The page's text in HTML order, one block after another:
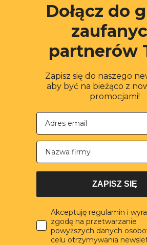
Dołącz do
partnerów
Zapisz się do naszego
aby być na bieżąco z
promocjami!
Nazwa firmy
ZAPISZ SIĘ
Akceptuję regulamin i
zgodę na przetwarzanie
powyższych danych
celu otrzymywania